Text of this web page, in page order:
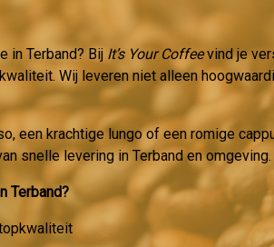
in Terband? Bij It’s Your Coffeevind je
Wij leveren niet alleen
een krachtige lungo of een romige
snelle levering in Terband en omgeving.
Terband?